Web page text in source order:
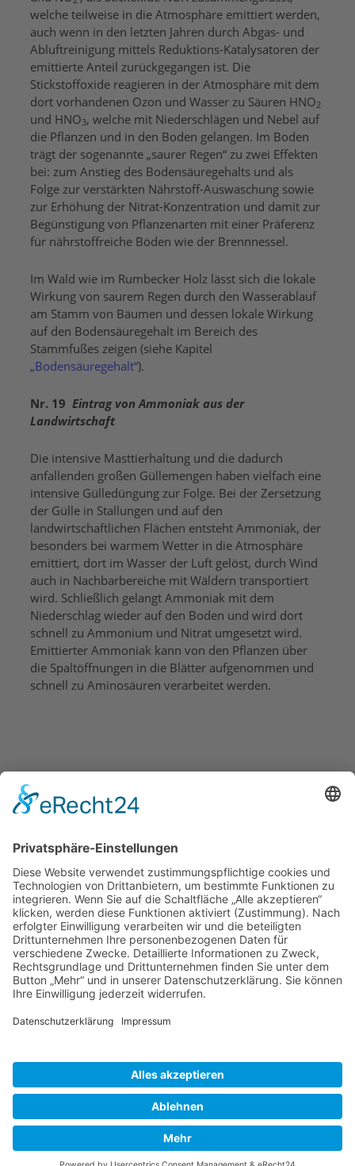
welche teilweise in die Atmosphäre emittiert werden,
auch wenn in den letzten Jahren durch Abgas- und
Abluftreinigung mittels Reduktions-Katalysatoren der
emittierte Anteil zurückgegangen ist. Die
Stickstoffoxide reagieren in der Atmosphäre mit dem
dort vorhandenen Ozon und Wasser zu Säuren HNO2
und HNO3, welche mit Niederschlägen und Nebel auf
die Pflanzen und in den Boden gelangen. Im Boden
trägt der sogenannte „saurer Regen“ zu zwei Effekten
bei: zum Anstieg des Bodensäuregehalts und als
Folge zur verstärkten Nährstoff-Auswaschung sowie
zur Erhöhung der Nitrat-Konzentration und damit zur
Begünstigung von Pflanzenarten mit einer Präferenz
für nährstoffreiche Böden wie der Brennnessel.
Im Wald wie im Rumbecker Holz lässt sich die lokale
Wirkung von saurem Regen durch den Wasserablauf
am Stamm von Bäumen und dessen lokale Wirkung
auf den Bodensäuregehalt im Bereich des
Stammfußes zeigen (siehe Kapitel
„Bodensäuregehalt“).
Nr. 19 Eintrag von Ammoniak aus der
Landwirtschaft
Die intensive Masttierhaltung und die dadurch
anfallenden großen Güllemengen haben vielfach eine
intensive Gülledüngung zur Folge. Bei der Zersetzung
der Gülle in Stallungen und auf den
landwirtschaftlichen Flächen entsteht Ammoniak, der
besonders bei warmem Wetter in die Atmosphäre
emittiert, dort im Wasser der Luft gelöst, durch Wind
auch in Nachbarbereiche mit Wäldern transportiert
wird. Schließlich gelangt Ammoniak mit dem
Niederschlag wieder auf den Boden und wird dort
schnell zu Ammonium und Nitrat umgesetzt wird.
Emittierter Ammoniak kann von den Pflanzen über
die Spaltöffnungen in die Blätter aufgenommen und
schnell zu Aminosäuren verarbeitet werden.
Herausgeber
Datenschutz
Impressum
Bearbeitungsstand
Hilfe
nach: